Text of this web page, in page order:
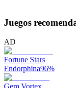
Juegos
AD
Fortune Stars
Endorphina96%
Gem Vortex